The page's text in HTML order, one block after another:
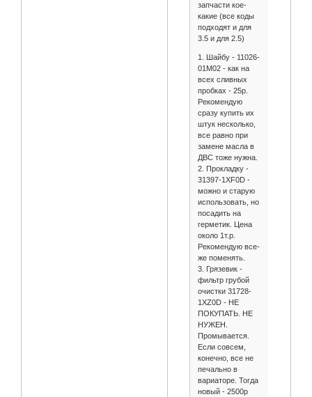
запчасти кое-
какие (все коды
подходят и для
3.5 и для 2.5)
1. Шайбу - 11026-
01M02 - как на
всех сливных
пробках - 25р.
Рекомендую
сразу купить их
штук несколько,
все равно при
замене масла в
ДВС тоже нужна.
2. Прокладку -
31397-1XF0D -
можно и старую
использовать, но
посадить на
герметик. Цена
около 1т.р.
Рекомендую все-
же поменять.
3. Грязевик -
фильтр грубой
очистки 31728-
1XZ0D - НЕ
ПОКУПАТЬ. НЕ
НУЖЕН.
Промывается.
Если совсем,
конечно, все не
печально в
вариаторе. Тогда
новый - 2500р